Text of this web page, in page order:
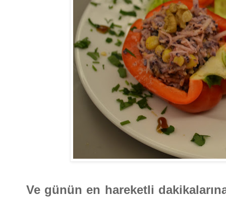
Ve günün en hareketli